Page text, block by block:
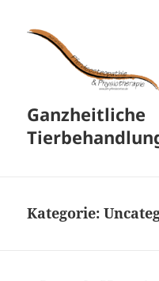
Ganzheitliche
Kategorie: